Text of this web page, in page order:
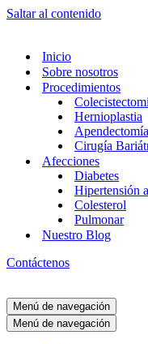
Saltar al contenido
Inicio
Sobre nosotros
Procedimientos
Hernioplastia
Apendectomía
Cirugía
Afecciones
Diabetes
Hipertensión
Colesterol
Pulmonar
Nuestro Blog
Contáctenos
Menú de navegación
Menú de navegación